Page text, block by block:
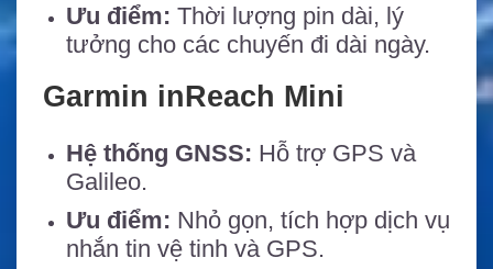
Ưu điểm: Thời lượng pin dài, lý
tưởng cho các chuyến đi dài ngày.
Garmin inReach Mini
Hệ thống GNSS: Hỗ trợ GPS và
Galileo.
Ưu điểm: Nhỏ gọn, tích hợp dịch vụ
nhắn tin vệ tinh và GPS.